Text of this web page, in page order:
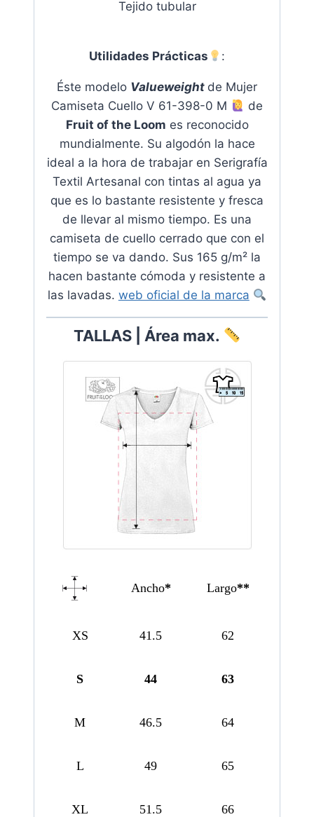
Tejido tubular
Utilidades Prácticas :
Éste modelo Valueweight de Mujer
Camiseta Cuello V 61-398-0 M
de
Fruit of the Loom es reconocido
mundialmente. Su algodón la hace
ideal a la hora de trabajar en Serigrafía
Textil Artesanal con tintas al agua ya
que es lo bastante resistente y fresca
de llevar al mismo tiempo. Es una
camiseta de cuello cerrado que con el
tiempo se va dando. Sus 165 g/m² la
hacen bastante cómoda y resistente a
las lavadas. web oficial de la marca
TALLAS | Área max.
Ancho* Largo**
XS 41.5 62
S 44 63
M 46.5 64
L 49 65
XL 51.5 66